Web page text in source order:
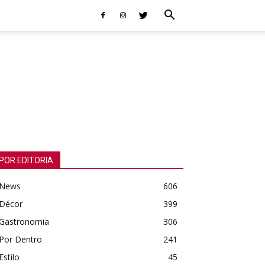
POR EDITORIA
News
606
Décor
399
306
Por Dentro
241
Estilo
45